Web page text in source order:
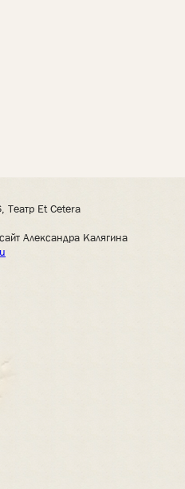
Et Cetera
Александра Калягина